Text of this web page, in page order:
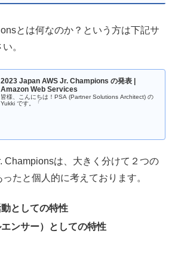
とは何なのか？という方は下記サ
。
2023 Japan AWS Jr. Champions の発表 |
Amazon Web Services
皆様、こんにちは！PSA (Partner Solutions Architect) の
Yukki です。「
Championsは、大きく分けて２つの
たと個人的に考えております。
としての特性
ンサー）としての特性